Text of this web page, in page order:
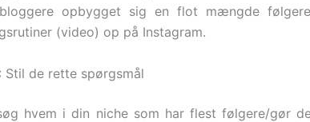
opbygget sig en flot mængde
(video) op på Instagram.
Stil de rette spørgsmål
hvem i din niche som har flest følgere/gør